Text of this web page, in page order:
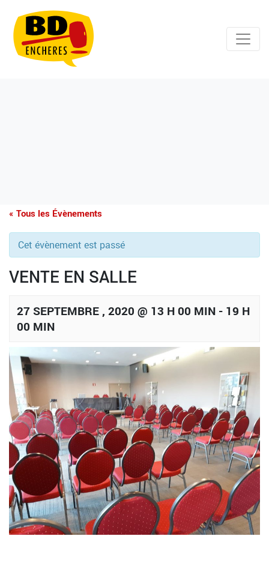
« Tous les Évènements
Cet évènement est passé
VENTE EN SALLE
27 SEPTEMBRE , 2020 @ 13 H 00 MIN - 19 H
00 MIN